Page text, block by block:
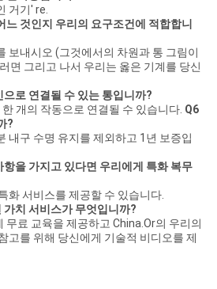
거기' re.
느 것인지 우리의 요구조건에 적합합니
보내시오 (그것에서의 차원과 통 그림이
면 그리고 나서 우리는 옳은 기계를 당신
로 연결될 수 있는 통입니까?
개의 작동으로 연결될 수 있습니다. Q6
?
내구 수명 유지를 제외하고 1년 보증입
항을 가지고 있다면 우리에게 특화 복무
화 서비스를 제공할 수 있습니다.
가치 서비스가 무엇입니까?
무료 교육을 제공하고 China.Or의 우리의
고를 위해 당신에게 기술적 비디오를 제